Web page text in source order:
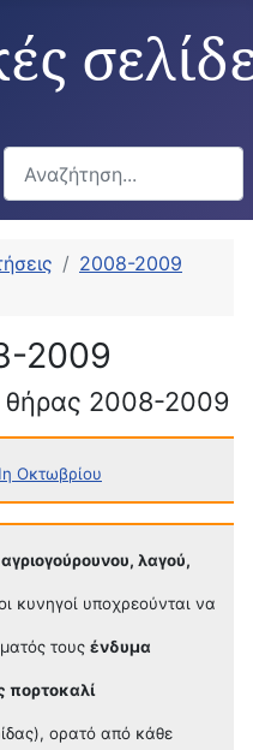
Αναζήτηση...
2008-2009
2009
θήρας 2008-2009
Οκτωβρίου
αγριογούρουνου, λαγού,
κυνηγοί υποχρεούνται να
τους ένδυμα
πορτοκαλί
ορατό από κάθε